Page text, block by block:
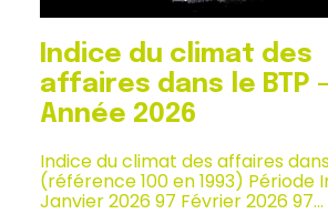
6
o
n
s
o
m
m
t
i
o
Indice du climat des
affaires dans le BTP –
Année 2026
Indice du climat des affaires
(référence 100 en 1993) Période
Janvier 2026 97 Février 2026 97…